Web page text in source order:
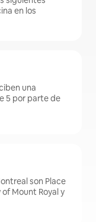
en los
una
5 por parte de
son Place
Mount Royal y